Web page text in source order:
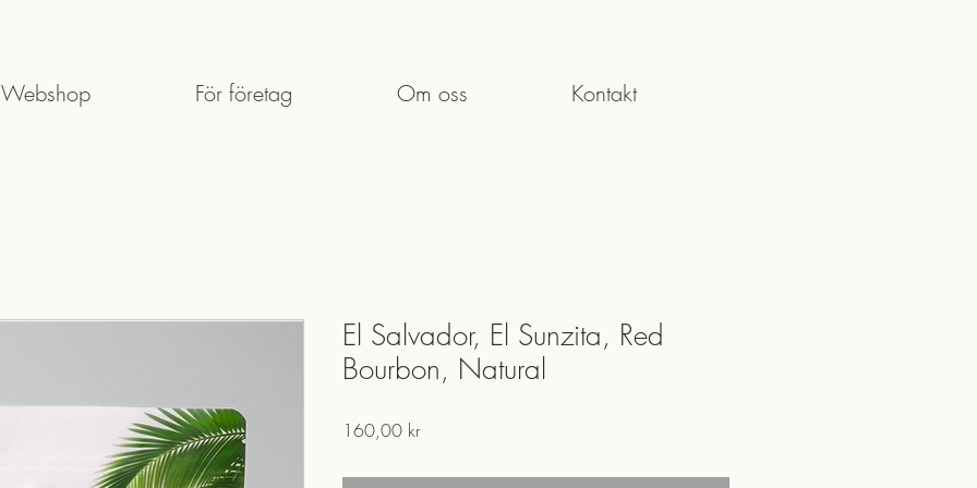
Webshop För företag Om oss Kontakt
El Salvador, El Sunzita, Red
Bourbon, Natural
160,00 krPris